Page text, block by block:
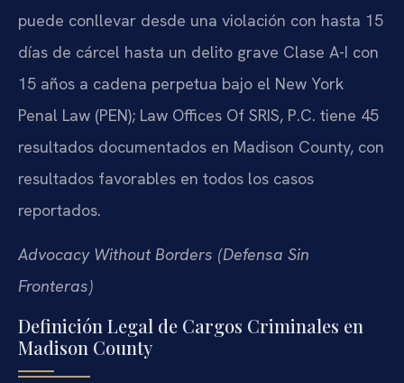
puede conllevar desde una violación con hasta 15
días de cárcel hasta un delito grave Clase A-I con
15 años a cadena perpetua bajo el New York
Penal Law (PEN); Law Offices Of SRIS, P.C. tiene 45
resultados documentados en Madison County, con
resultados favorables en todos los casos
reportados.
Advocacy Without Borders (Defensa Sin
Fronteras)
Definición Legal de Cargos Criminales en
Madison County